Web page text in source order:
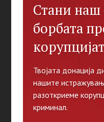
Стани наш
борбата
Твојата донација
нашите
разоткриеме
криминал.